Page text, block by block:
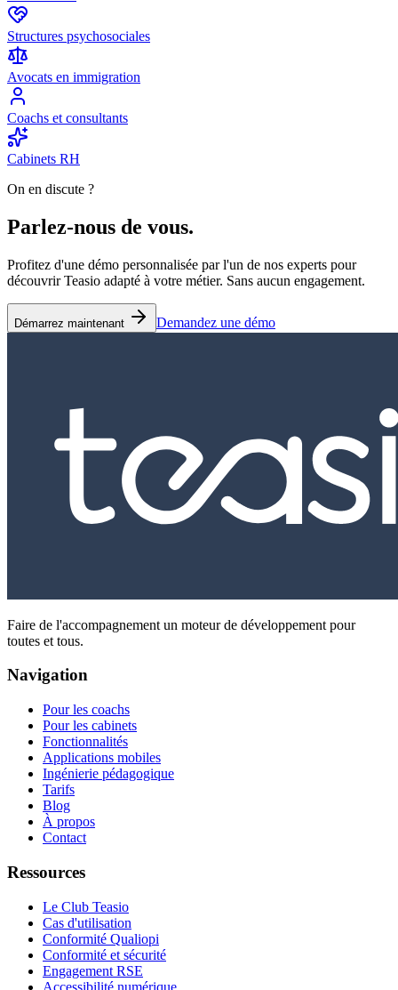
Structures psychosociales
Avocats en immigration
Coachs et consultants
Cabinets RH
On en discute ?
Parlez-nous de vous.
Profitez d'une démo personnalisée par l'un de nos experts pour
découvrir Teasio adapté à votre métier. Sans aucun engagement.
Démarrez maintenant Demandez une démo
Faire de l'accompagnement un moteur de développement pour
toutes et tous.
Navigation
Pour les coachs
Pour les cabinets
Fonctionnalités
Applications mobiles
Ingénierie pédagogique
Tarifs
Blog
À propos
Contact
Ressources
Le Club Teasio
Cas d'utilisation
Conformité Qualiopi
Conformité et sécurité
Engagement RSE
Accessibilité numérique